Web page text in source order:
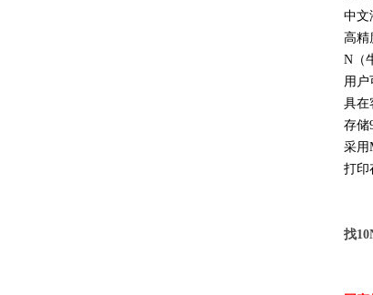
中文
高精
N（
用户
具在
存储
采用
打印
找